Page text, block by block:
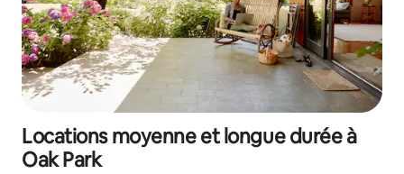
Locations moyenne et longue durée à
Oak Park